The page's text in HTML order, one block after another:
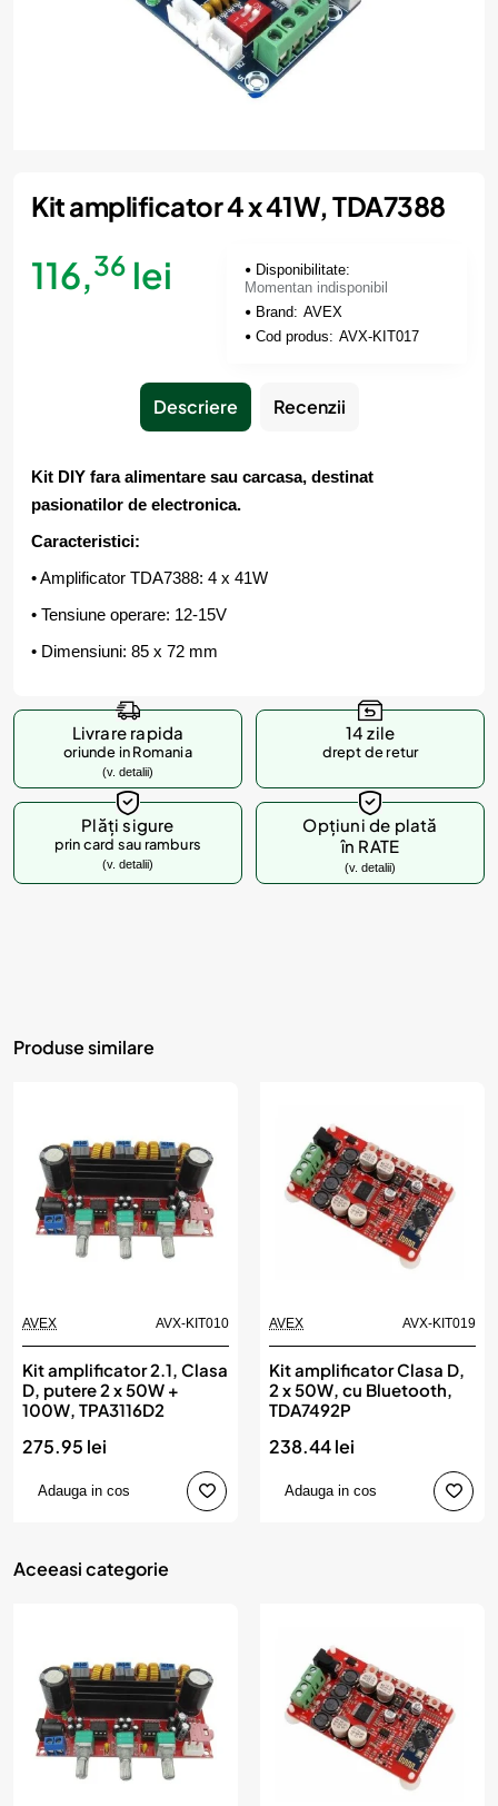
Momentan indisponibil
Kit amplificator 4 x 41W, TDA7388
116,36 lei
Disponibilitate:
Momentan indisponibil
Brand: AVEX
Cod produs: AVX-KIT017
Descriere Recenzii
Kit DIY fara alimentare sau carcasa, destinat
pasionatilor de electronica.
Caracteristici:
• Amplificator TDA7388: 4 x 41W
• Tensiune operare: 12-15V
• Dimensiuni: 85 x 72 mm
Livrare rapida
oriunde in Romania
(v. detalii)
14 zile
drept de retur
Plăți sigure
prin card sau ramburs
(v. detalii)
Opțiuni de plată
în RATE
(v. detalii)
Produse similare
AVEX AVX-KIT010
Kit amplificator 2.1, Clasa
D, putere 2 x 50W +
100W, TPA3116D2
275.95 lei
Adauga in cos
AVEX AVX-KIT019
Kit amplificator Clasa D,
2 x 50W, cu Bluetooth,
TDA7492P
238.44 lei
Adauga in cos
Aceeasi categorie